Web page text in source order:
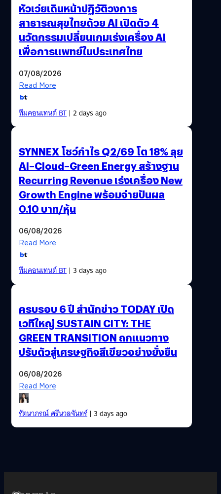
หัวเว่ยเดินหน้าปฏิวัติวงการ
สาธารณสุขไทยด้วย AI เปิดตัว 4
นวัตกรรมเปลี่ยนเกมเร่งเครื่อง AI
เพื่อการแพทย์ในประเทศไทย
07/08/2026
Read More
ทีมคอนเทนต์ BT| 2 days ago
SYNNEX โชว์กำไร Q2/69 โต 18% ลุย
AI–Cloud–Green Energy สร้างฐาน
Recurring Revenue เร่งเครื่อง New
Growth Engine พร้อมจ่ายปันผล
0.10 บาท/หุ้น
06/08/2026
Read More
ทีมคอนเทนต์ BT| 3 days ago
ครบรอบ 6 ปี สำนักข่าว TODAY เปิด
เวทีใหญ่ SUSTAIN CITY: THE
GREEN TRANSITION ถกแนวทาง
ปรับตัวสู่เศรษฐกิจสีเขียวอย่างยั่งยืน
06/08/2026
Read More
รัตนาภรณ์ ศรีนวลจันทร์| 3 days ago